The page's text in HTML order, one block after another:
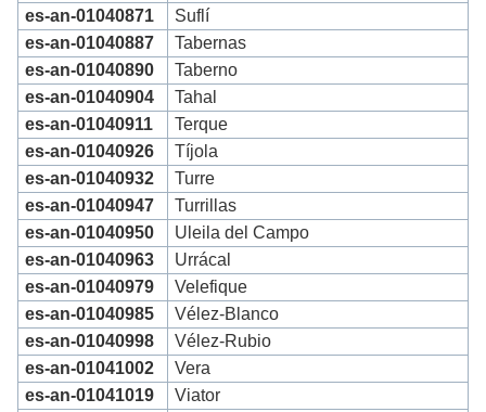
es-an-01040871
Suflí
es-an-01040887
Tabernas
es-an-01040890
Taberno
es-an-01040904
Tahal
es-an-01040911
Terque
es-an-01040926
Tíjola
es-an-01040932
Turre
es-an-01040947
Turrillas
es-an-01040950
Uleila del Campo
es-an-01040963
Urrácal
es-an-01040979
Velefique
es-an-01040985
Vélez-Blanco
es-an-01040998
Vélez-Rubio
es-an-01041002
Vera
es-an-01041019
Viator